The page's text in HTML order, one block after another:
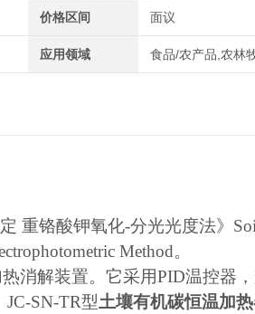
价格区间 面议
应用领域 食品/农产品,农林
重铬酸钾氧化-分光光度法》
Method。
消解装置。它采用PID温控器
SN-TR型土壤有机碳恒温加